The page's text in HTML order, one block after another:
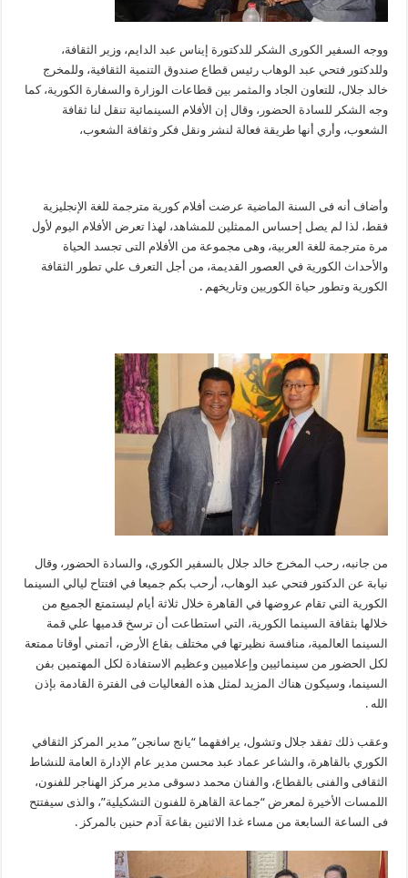
ووجه السفير الكورى الشكر للدكتورة إيناس عبد الدايم، وزير الثقافة،
وللدكتور فتحي عبد الوهاب رئيس قطاع صندوق التنمية الثقافية، وللمخرج
خالد جلال، للتعاون الجاد والمثمر بين قطاعات الوزارة والسفارة الكورية، كما
وجه الشكر للسادة الحضور، وقال إن الأفلام السينمائية تنقل لنا ثقافة
الشعوب، وأري أنها طريقة فعالة لنشر ونقل فكر وثقافة الشعوب،
وأضاف أنه فى السنة الماضية عرضت أفلام كورية مترجمة للغة الإنجليزية
فقط، لذا لم يصل إحساس الممثلين للمشاهد، لهذا تعرض الأفلام اليوم لأول
مرة مترجمة للغة العربية، وهى مجموعة من الأفلام التى تجسد الحياة
والأحداث الكورية في العصور القديمة، من أجل التعرف علي تطور الثقافة
الكورية وتطور حياة الكوريين وتاريخهم .
من جانبه، رحب المخرج خالد جلال بالسفير الكوري، والسادة الحضور، وقال
نيابة عن الدكتور فتحي عبد الوهاب، أرحب بكم جميعا في افتتاح ليالي السينما
الكورية التي تقام عروضها في القاهرة خلال ثلاثة أيام ليستمتع الجميع من
خلالها بثقافة السينما الكورية، التي استطاعت أن ترسخ قدميها علي قمة
السينما العالمية، منافسة نظيرتها في مختلف بقاع الأرض، أتمني أوقاتا ممتعة
لكل الحضور من سينمائيين وإعلاميين وعظيم الاستفادة لكل المهتمين بفن
السينما، وسيكون هناك المزيد لمثل هذه الفعاليات فى الفترة القادمة بإذن
الله .
وعقب ذلك تفقد جلال وتشول، يرافقهما “يانج سانجن” مدير المركز الثقافي
الكوري بالقاهرة، والشاعر عماد عبد محسن مدير عام الإدارة العامة للنشاط
الثقافى والفنى بالقطاع، والفنان محمد دسوقى مدير مركز الهناجر للفنون،
اللمسات الأخيرة لمعرض “جماعة القاهرة للفنون التشكيلية”، والذى سيفتتح
فى الساعة السابعة من مساء غدا الاثنين بقاعة آدم حنين بالمركز .